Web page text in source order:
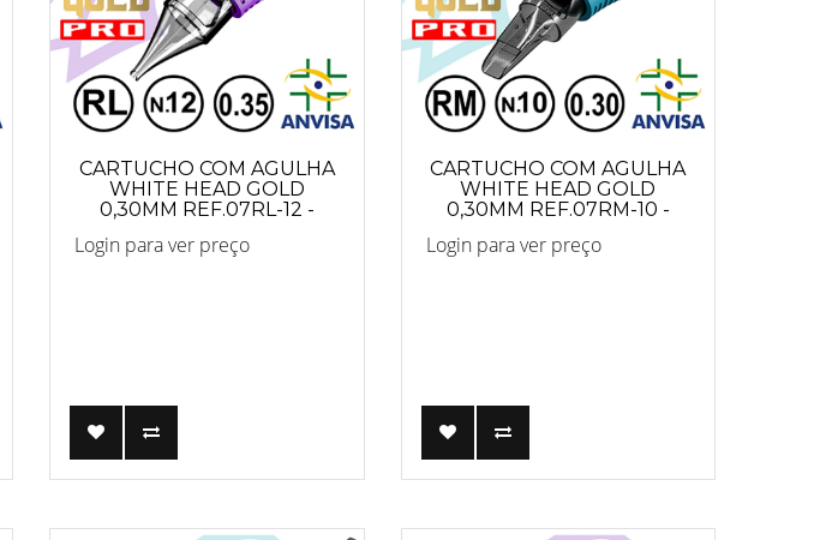
CARTUCHO COM AGULHA
WHITE HEAD GOLD
0,30MM REF.07RL-12 -
Login para ver preço
CARTUCHO COM AGULHA
WHITE HEAD GOLD
0,30MM REF.07RM-10 -
Login para ver preço